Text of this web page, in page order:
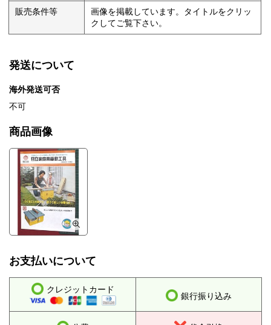
販売条件等
画像を掲載しています。タイトルをクリッ
クしてご覧下さい。
発送について
海外発送可否
不可
商品画像
お支払いについて
クレジットカード
銀行振り込み